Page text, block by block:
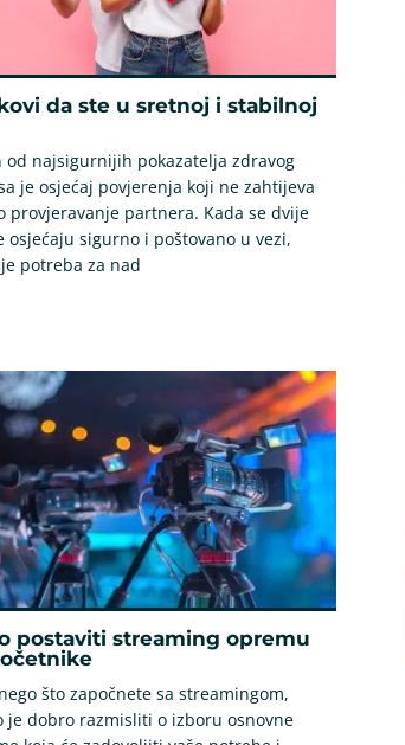
da ste u sretnoj i stabilnoj
od najsigurnijih pokazatelja zdravog
je osjećaj povjerenja koji ne zahtijeva
provjeravanje partnera. Kada se dvije
osjećaju sigurno i poštovano u vezi,
potreba za nad
postaviti streaming opremu
što započnete sa streamingom,
je dobro razmisliti o izboru osnovne